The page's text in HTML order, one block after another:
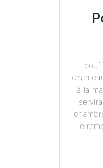
à la
le